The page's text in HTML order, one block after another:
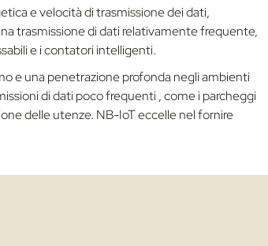
e velocità di trasmissione dei dati,
trasmissione di dati relativamente frequente,
e i contatori intelligenti.
e una penetrazione profonda negli ambienti
didati poco frequenti, come i parcheggi
delle utenze. NB-IoT eccelle nel fornire